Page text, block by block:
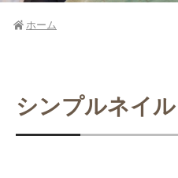
ホーム
シンプルネイル